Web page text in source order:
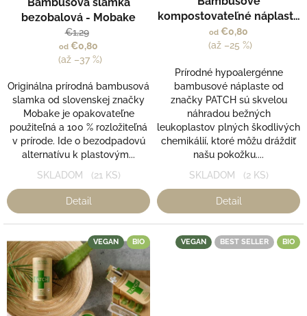
hodnotenie
produktu
je
4,0
z
hviezdičiek.
bezobalová - Mobake
€1,29
od €0,80
(až –37 %)
Originálna prírodná bambusová
slamka od slovenskej značky
Mobake je opakovateľne
použiteľná a 100 % rozložiteľná
v prírode. Ide o bezodpadovú
alternatívu k plastovým...
SKLADOM (21 KS)
Detail
kompostovateľné náplaste
PATCH natural - svetlé
od €0,80
(až –25 %)
Prírodné hypoalergénne
bambusové náplaste od
značky PATCH sú skvelou
náhradou bežných
leukoplastov plných škodlivých
chemikálií, ktoré môžu dráždiť
našu pokožku....
SKLADOM (2 KS)
Detail
VEGAN BIO VEGAN BEST SELLER BIO